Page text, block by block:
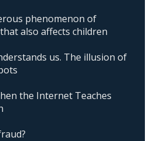
phenomenon of
also affects children
us. The illusion of
the Internet Teaches